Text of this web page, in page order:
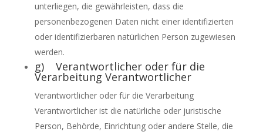
unterliegen, die gewährleisten, dass die
personenbezogenen Daten nicht einer identifizierten
oder identifizierbaren natürlichen Person zugewiesen
werden.
g) Verantwortlicher oder für die
Verarbeitung Verantwortlicher
Verantwortlicher oder für die Verarbeitung
Verantwortlicher ist die natürliche oder juristische
Person, Behörde, Einrichtung oder andere Stelle, die